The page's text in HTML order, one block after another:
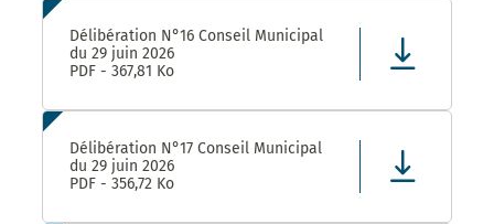
Délibération N°16 Conseil Municipal
du 29 juin 2026
PDF - 367,81 Ko
Délibération N°17 Conseil Municipal
du 29 juin 2026
PDF - 356,72 Ko